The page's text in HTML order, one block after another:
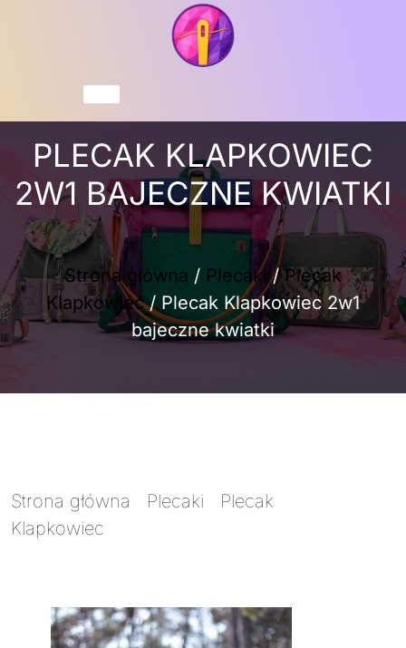
PLECAK KLAPKOWIEC
2W1 BAJECZNE KWIATKI
Strona główna / Plecaki /Plecak
Klapkowiec/ Plecak Klapkowiec 2w1
bajeczne kwiatki
Strona główna Plecaki
Plecak
Klapkowiec